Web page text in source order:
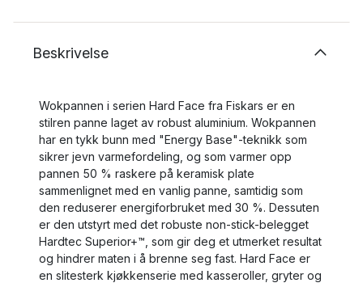
Beskrivelse
Wokpannen i serien Hard Face fra Fiskars er en
stilren panne laget av robust aluminium. Wokpannen
har en tykk bunn med "Energy Base"-teknikk som
sikrer jevn varmefordeling, og som varmer opp
pannen 50 % raskere på keramisk plate
sammenlignet med en vanlig panne, samtidig som
den reduserer energiforbruket med 30 %. Dessuten
er den utstyrt med det robuste non-stick-belegget
Hardtec Superior+™, som gir deg et utmerket resultat
og hindrer maten i å brenne seg fast. Hard Face er
en slitesterk kjøkkenserie med kasseroller, gryter og